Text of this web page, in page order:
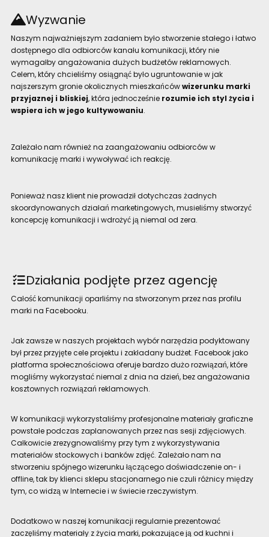
Wyzwanie
Naszym najważniejszym zadaniem było stworzenie stałego i łatwo
dostępnego dla odbiorców kanału komunikacji, który nie
wymagałby angażowania dużych budżetów reklamowych.
Celem, który chcieliśmy osiągnąć było ugruntowanie w jak
najszerszym gronie okolicznych mieszkańcówwizerunku marki
przyjaznej i bliskiej, która jednocześnie rozumie ich styl życia i
wspiera ich w jego kultywowaniu.
Zależało nam również na zaangażowaniu odbiorców w
komunikację marki i wywoływać ich reakcję.
Ponieważ nasz klient nie prowadził dotychczas żadnych
skoordynowanych działań marketingowych, musieliśmy stworzyć
koncepcję komunikacji i wdrożyć ją niemal od zera.
Działania podjęte przez agencję
Całość komunikacji oparliśmy na stworzonym przez nas profilu
marki na Facebooku.
Jak zawsze w naszych projektach wybór narzędzia podyktowany
był przez przyjęte cele projektu i zakładany budżet. Facebook jako
platforma społecznościowa oferuje bardzo dużo rozwiązań, które
mogliśmy wykorzystać niemal z dnia na dzień, bez angażowania
kosztownych rozwiązań reklamowych.
W komunikacji wykorzystaliśmy profesjonalne materiały graficzne
powstałe podczas zaplanowanych przez nas sesji zdjęciowych.
Całkowicie zrezygnowaliśmy przy tym z wykorzystywania
materiałów stockowych i banków zdjęć. Zależało nam na
stworzeniu spójnego wizerunku łączącego doświadczenie on- i
offline, tak by klienci sklepu stacjonarnego nie czuli różnicy między
tym, co widzą w Internecie i w świecie rzeczywistym.
Dodatkowo w naszej komunikacji regularnie prezentować
zaczęliśmy materiały z życia marki, pokazujące ją od kuchni i